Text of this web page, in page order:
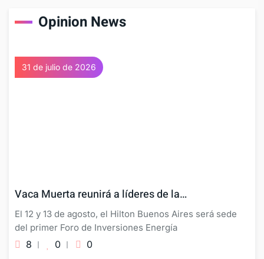
Opinion News
31 de julio de 2026
Vaca Muerta reunirá a líderes de la…
El 12 y 13 de agosto, el Hilton Buenos Aires será sede
del primer Foro de Inversiones Energía
8 0 0